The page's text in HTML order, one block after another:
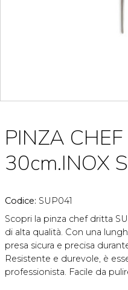
PINZA
30cm.INOX
Codice: SUP041
Scopri la pinza chef dritta
di alta qualità. Con una
presa sicura e precisa
Resistente e durevole, è
professionista. Facile da